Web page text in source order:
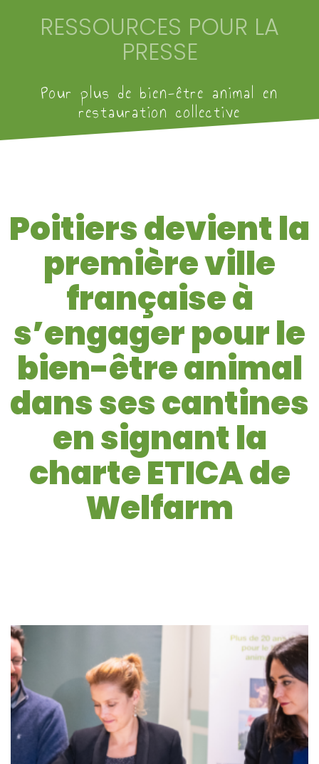
RESSOURCES POUR LA
PRESSE
Pour plus de bien-être animal en
restauration collective
Poitiers devient la
première ville
française à
s’engager pour le
bien-être animal
dans ses cantines
en signant la
charte ETICA de
Welfarm